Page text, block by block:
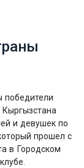
победители
и девушек по
прошел с
в Городском